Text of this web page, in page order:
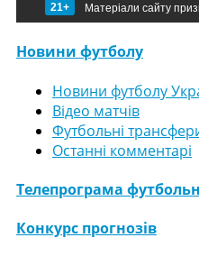
21+ Матеріали сайту
Новини футболу
Новини футболу
Відео матчів
Футбольні
Останні комментарі
Телепрограма
Конкурс прогнозів